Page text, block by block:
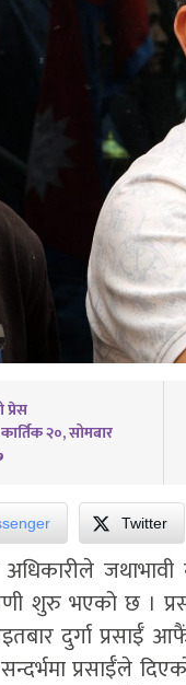
२०, सोमबार
Twitter
अधिकारीले
शुरु भएको छ ।
दुर्गा प्रसाईँ
प्रसाईँले